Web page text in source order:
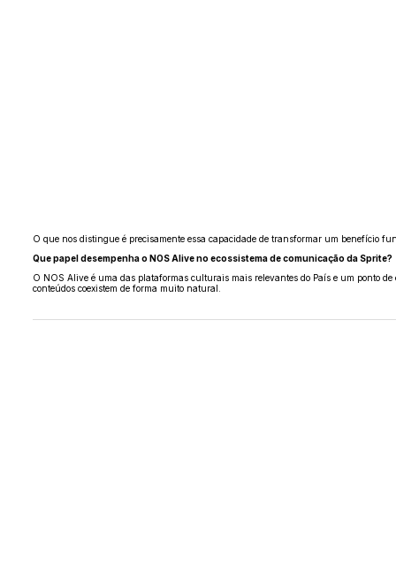
O que nos distingue é precisamente essa capacidade de transformar um benefício
Que papel desempenha o NOS Alive no ecossistema de comunicação da Sprite?
O NOS Alive é uma das plataformas culturais mais relevantes do País e um ponto
conteúdos coexistem de forma muito natural.